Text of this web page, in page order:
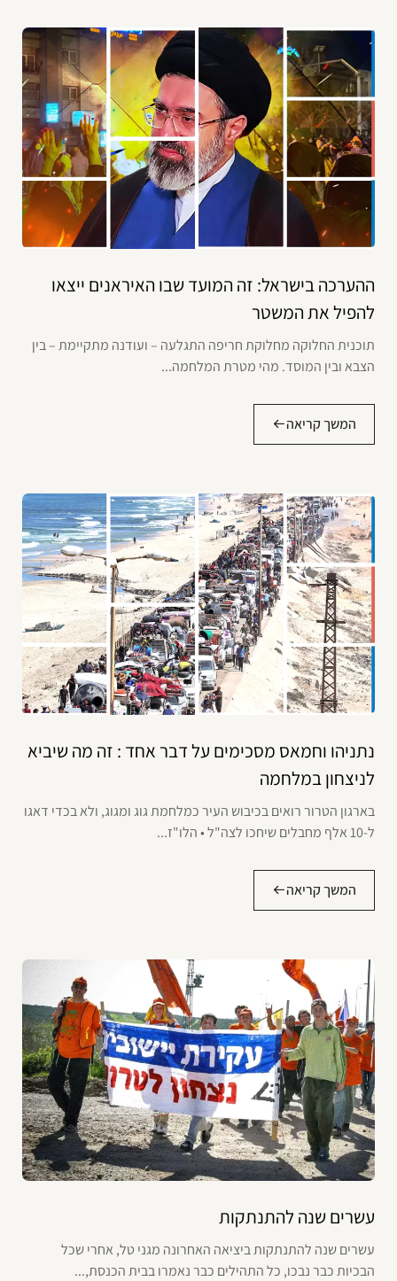
ההערכה בישראל: זה המועד שבו האיראנים ייצאו
להפיל את המשטר
תוכנית החלוקה מחלוקת חריפה התגלעה – ועודנה מתקיימת – בין
הצבא ובין המוסד. מהי מטרת המלחמה...
המשך קריאה
נתניהו וחמאס מסכימים על דבר אחד : זה מה שיביא
לניצחון במלחמה
בארגון הטרור רואים בכיבוש העיר כמלחמת גוג ומגוג, ולא בכדי דאגו
ל-10 אלף מחבלים שיחכו לצה"ל • הלו"ז...
המשך קריאה
עשרים שנה להתנתקות
עשרים שנה להתנתקות ביציאה האחרונה מגני טל, אחרי שכל
הבכיות כבר נבכו, כל התהילים כבר נאמרו בבית הכנסת,...